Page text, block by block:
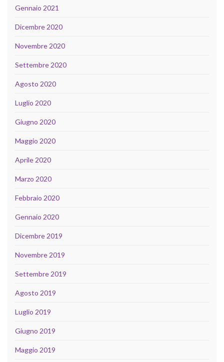
Gennaio 2021
Dicembre 2020
Novembre 2020
Settembre 2020
Agosto 2020
Luglio 2020
Giugno 2020
Maggio 2020
Aprile 2020
Marzo 2020
Febbraio 2020
Gennaio 2020
Dicembre 2019
Novembre 2019
Settembre 2019
Agosto 2019
Luglio 2019
Giugno 2019
Maggio 2019